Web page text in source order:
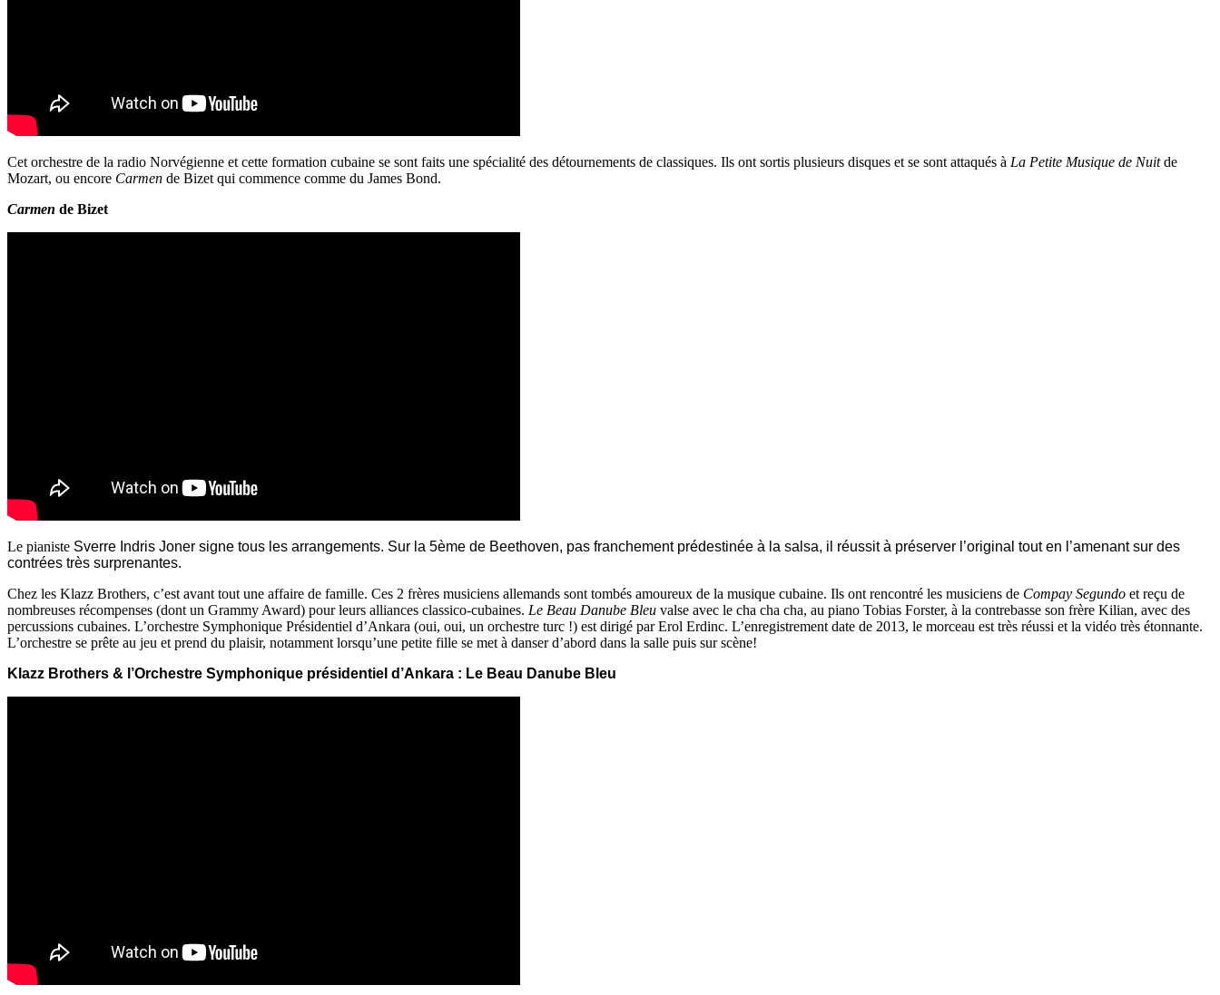
Cet orchestre de la radio Norvégienne et cette formation cubaine se sont faits une spécialité des détournements de classiques. Ils ont sortis plusieurs disques et se sont attaqués à La Petite Musique de Nuitde
Mozart, ou encore Carmen de Bizet qui commence comme du James Bond.
Carmen de Bizet
Le pianiste Sverre Indris Joner signe tous les arrangements. Sur la 5ème de Beethoven, pas franchement prédestinée à la salsa, il réussit à préserver l’original tout en l’amenant sur des
contrées très surprenantes.
Chez les Klazz Brothers, c’est avant tout une affaire de famille. Ces 2 frères musiciens allemands sont tombés amoureux de la musique cubaine. Ils ont rencontré les musiciens de Compay Segundo et reçu de
nombreuses récompenses (dont un Grammy Award) pour leurs alliances classico-cubaines. Le Beau Danube Bleu valse avec le cha cha cha, au piano Tobias Forster, à la contrebasse son frère Kilian, avec des
percussions cubaines. L’orchestre Symphonique Présidentiel d’Ankara (oui, oui, un orchestre turc !) est dirigé par Erol Erdinc. L’enregistrement date de 2013, le morceau est très réussi et la vidéo très étonnante.
L’orchestre se prête au jeu et prend du plaisir, notamment lorsqu’une petite fille se met à danser d’abord dans la salle puis sur scène!
Klazz Brothers & l’Orchestre Symphonique présidentiel d’Ankara : Le Beau Danube Bleu